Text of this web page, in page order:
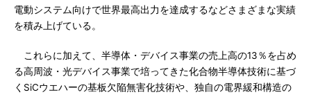
電動システム向けで世界最高出力を達成するなどさまざまな実績
を積み上げている。
これらに加えて、半導体・デバイス事業の売上高の13％を占め
る高周波・光デバイス事業で培ってきた化合物半導体技術に基づ
くSiCウエハーの基板欠陥無害化技術や、独自の電界緩和構造の